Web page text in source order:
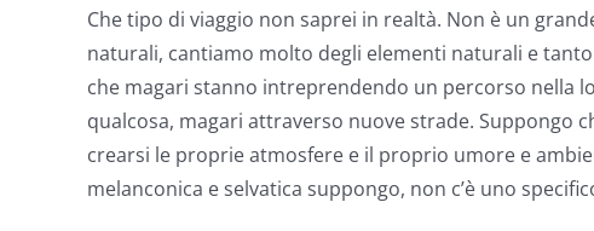
Che tipo di viaggio non saprei in realtà. Non è un
naturali, cantiamo molto degli elementi naturali e
che magari stanno intreprendendo un percorso nella
qualcosa, magari attraverso nuove strade. Suppongo
crearsi le proprie atmosfere e il proprio umore e
melanconica e selvatica suppongo, non c’è uno